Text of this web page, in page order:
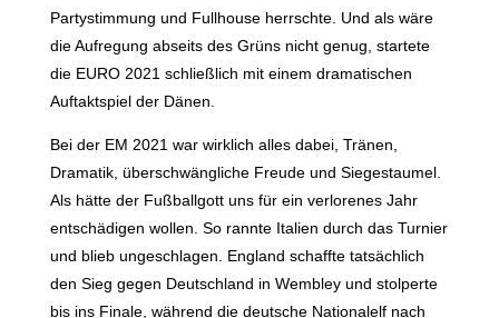
Partystimmung und Fullhouse herrschte. Und als wäre
die Aufregung abseits des Grüns nicht genug, startete
die EURO 2021 schließlich mit einem dramatischen
Auftaktspiel der Dänen.
Bei der EM 2021 war wirklich alles dabei, Tränen,
Dramatik, überschwängliche Freude und Siegestaumel.
Als hätte der Fußballgott uns für ein verlorenes Jahr
entschädigen wollen. So rannte Italien durch das Turnier
und blieb ungeschlagen. England schaffte tatsächlich
den Sieg gegen Deutschland in Wembley und stolperte
bis ins Finale, während die deutsche Nationalelf nach